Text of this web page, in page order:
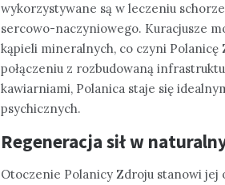
wykorzystywane są w leczeniu
sercowo-naczyniowego. Kuracjusze
kąpieli mineralnych, co czyni Polanicę
połączeniu z rozbudowaną
kawiarniami, Polanica staje się
psychicznych.
Regeneracja sił w
Otoczenie Polanicy Zdroju stanowi